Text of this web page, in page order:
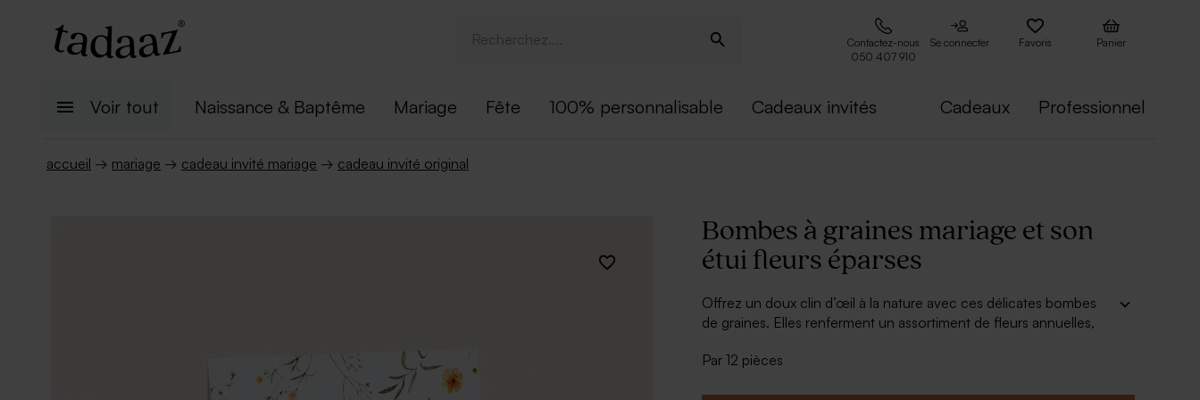
Contactez-nous
050 407 910
Se connecter Favoris Panier
Voir tout Naissance & Baptême Mariage Fête 100% personnalisable Cadeaux invités Cadeaux Professionnel
accueil → mariage → cadeau invité mariage → cadeau invité original
Bombes à graines mariage et son
étui fleurs éparses
Offrez un doux clin d’œil à la nature avec ces délicates bombes
de graines. Elles renferment un assortiment de fleurs annuelles,
créer un joli tableau fleuri aux airs de prairie.
Par 12 pièces